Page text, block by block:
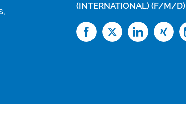
(INTERNATIONAL) (F/M/D)